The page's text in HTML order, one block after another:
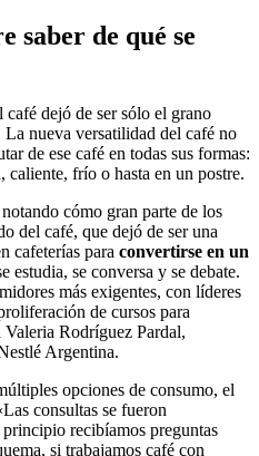
saber de qué se
café dejó de ser sólo el grano
nueva versatilidad del café no
de ese café en todas sus formas:
frío o hasta en un postre.
cómo gran parte de los
del café, que dejó de ser una
cafeterías para convertirse en un
estudia, se conversa y se debate.
más exigentes, con líderes
de cursos para
Rodríguez Pardal,
Argentina.
opciones de consumo, el
consultas se fueron
recibíamos preguntas
si trabajamos café con